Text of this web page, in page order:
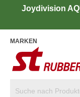
Joydivision
MARKEN